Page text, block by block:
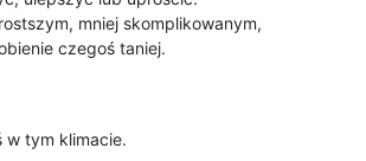
mniej skomplikowanym,
czegoś taniej.
w tym klimacie.